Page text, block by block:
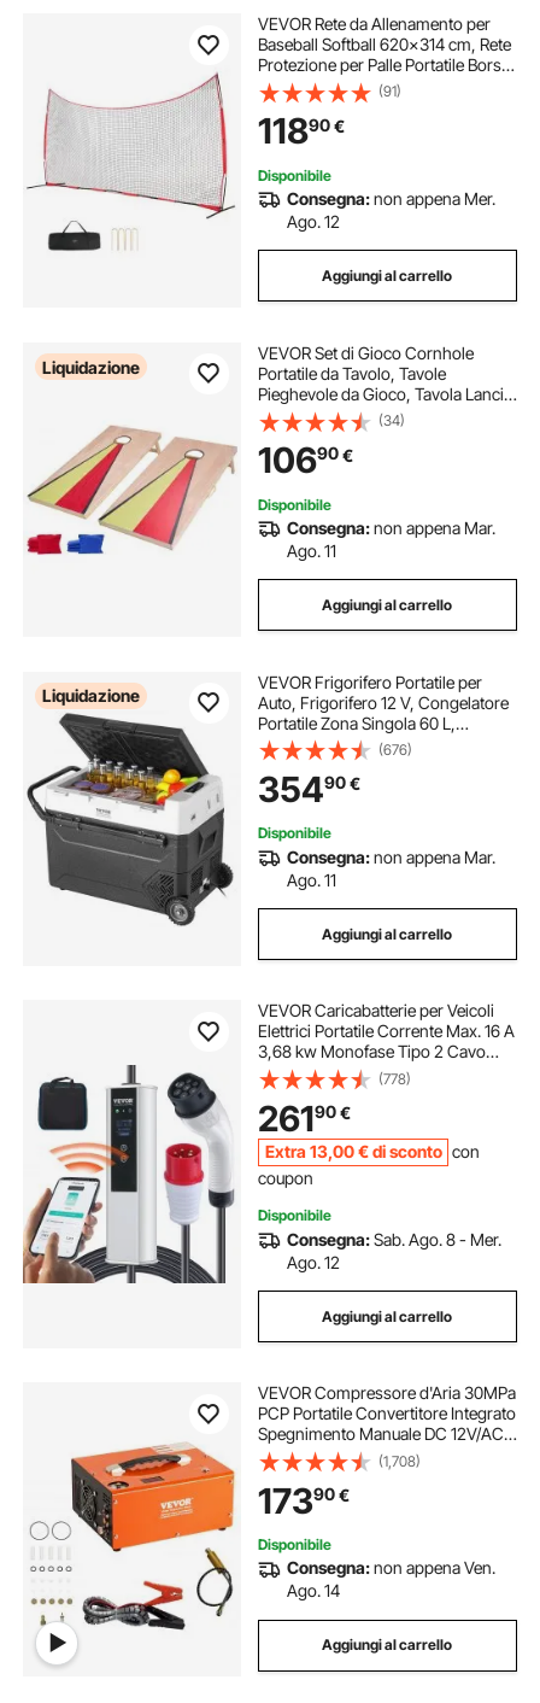
VEVOR Rete da Allenamento per
Baseball Softball 620x314 cm, Rete
Protezione per Palle Portatile Borsa
per Trasporto, Attrezzatura da
Allenamento per Catcher Lacrosse,
Calcio, Hockey, Giardino
(91)
11890€
Disponibile
Consegna:non appena Mer.
Ago. 12
Aggiungi al carrello
Liquidazione
VEVOR Set di Gioco Cornhole
Portatile da Tavolo, Tavole
Pieghevole da Gioco, Tavola Lancio
Portatile in Legno Massello, Gioco
Cornhole per Adulti, 8 Sacchetti di
Fagioli, 1255 x 600 x 302 mm
(34)
10690€
Disponibile
Consegna:non appena Mar.
Ago. 11
Aggiungi al carrello
Liquidazione
VEVOR Frigorifero Portatile per
Auto, Frigorifero 12 V, Congelatore
Portatile Zona Singola 60 L,
Temperatura Regolabile - 20 ~ 20
℃, Refrigeratore a Compressore
per Casa, Esterno, Camper, Auto
(676)
35490€
Disponibile
Consegna:non appena Mar.
Ago. 11
Aggiungi al carrello
VEVOR Caricabatterie per Veicoli
Elettrici Portatile Corrente Max. 16 A
3,68 kw Monofase Tipo 2 Cavo
Lunghezza 7,5m, Caricabatterie EV
Portatile IEC6219 Spina CEE16 con
Schermo LCD IP66 Cavo in TPU
(778)
26190€
Extra 13,00 €di sconto con
coupon
Disponibile
Consegna:Sab. Ago. 8 - Mer.
Ago. 12
Aggiungi al carrello
VEVOR Compressore d'Aria 30MPa
PCP Portatile Convertitore Integrato
Spegnimento Manuale DC 12V/AC
230V, Compressore d'Aria Portatile
ad Alta Pressione Senza Acqua
Senza Olio Portatile
(1,708)
17390€
Disponibile
Consegna:non appena Ven.
Ago. 14
Aggiungi al carrello